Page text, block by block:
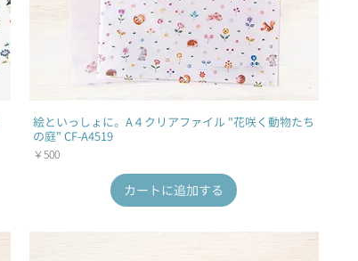
絵といっしょに。A４クリアファイル "花咲く動物たち
の庭" CF-A4519
価格
￥500
カートに追加する